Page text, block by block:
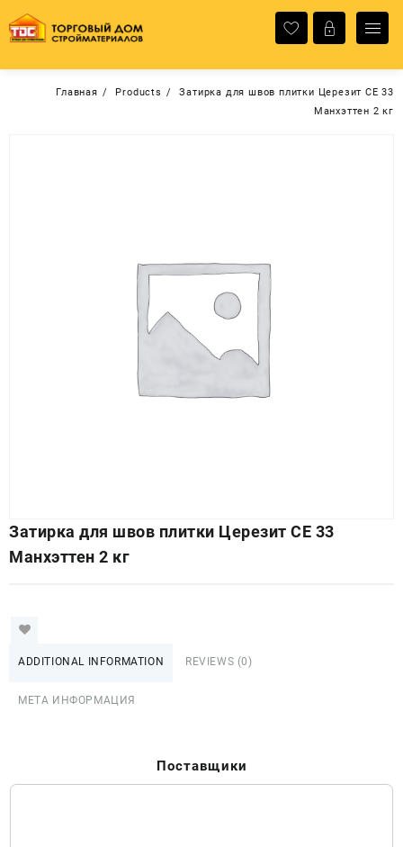
содержимому
Главная Products
Затирка для швов плитки Церезит СЕ 33
Манхэттен 2 кг
Затирка для швов плитки Церезит СЕ 33
Манхэттен 2 кг
ADDITIONAL INFORMATION REVIEWS (0)
МЕТА ИНФОРМАЦИЯ
Поставщики